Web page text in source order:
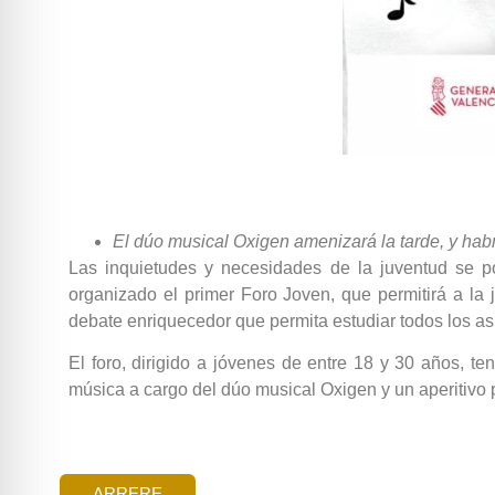
El dúo musical Oxigen amenizará la tarde, y
Las inquietudes y necesidades de la juventud se
organizado el primer Foro Joven, que permitirá a
debate enriquecedor que permita estudiar todos los
El foro, dirigido a jóvenes de entre 18 y 30 años,
música a cargo del dúo musical Oxigen y un aperitivo